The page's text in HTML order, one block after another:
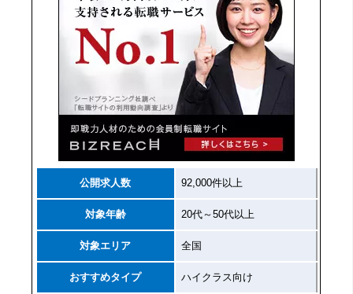
公開求人数 92,000件以上
対象年齢 20代～50代以上
対象エリア 全国
おすすめタイプ ハイクラス向け